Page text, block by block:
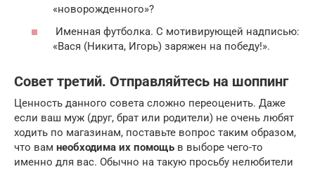
«новорожденного»?
Именная футболка. С мотивирующей надписью:
«Вася (Никита, Игорь) заряжен на победу!».
Совет третий. Отправляйтесь на шоппинг
Ценность данного совета сложно переоценить. Даже
если ваш муж (друг, брат или родители) не очень любят
ходить по магазинам, поставьте вопрос таким образом,
что вам необходима их помощь в выборе чего-то
именно для вас. Обычно на такую просьбу нелюбители